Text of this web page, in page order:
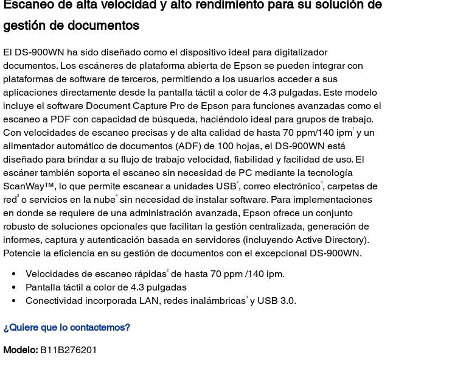
Escaneo de alta velocidad y alto rendimiento para su solución de
gestión de documentos
El DS-900WN ha sido diseñado como el dispositivo ideal para digitalizador
documentos. Los escáneres de plataforma abierta de Epson se pueden integrar con
plataformas de software de terceros, permitiendo a los usuarios acceder a sus
aplicaciones directamente desde la pantalla táctil a color de 4.3 pulgadas. Este modelo
incluye el software Document Capture Pro de Epson para funciones avanzadas como el
escaneo a PDF con capacidad de búsqueda, haciéndolo ideal para grupos de trabajo.
Con velocidades de escaneo precisas y de alta calidad de hasta 70 ppm/140 ipm1y un
alimentador automático de documentos (ADF) de 100 hojas, el DS-900WN está
diseñado para brindar a su flujo de trabajo velocidad, fiabilidad y facilidad de uso. El
escáner también soporta el escaneo sin necesidad de PC mediante la tecnología
ScanWay™, lo que permite escanear a unidades USB2, correo electrónico3, carpetas de
red3o servicios en la nube4sin necesidad de instalar software. Para implementaciones
en donde se requiere de una administración avanzada, Epson ofrece un conjunto
robusto de soluciones opcionales que facilitan la gestión centralizada, generación de
informes, captura y autenticación basada en servidores (incluyendo Active Directory).
Potencie la eficiencia en su gestión de documentos con el excepcional DS-900WN.
Velocidades de escaneo rápidas2de hasta 70 ppm /140 ipm.
Pantalla táctil a color de 4.3 pulgadas
Conectividad incorporada LAN, redes inalámbricas3y USB 3.0.
¿Quiere que lo contactemos?
Modelo: B11B276201